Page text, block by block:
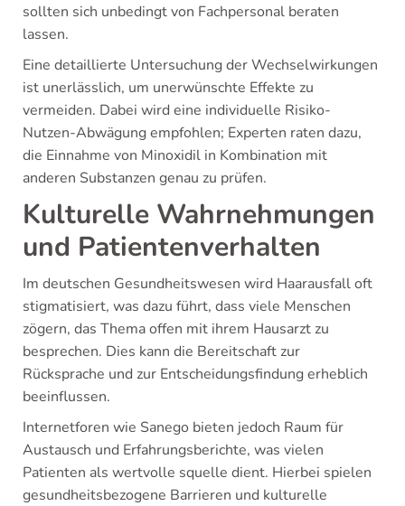
sollten sich unbedingt von Fachpersonal beraten
lassen.
Eine detaillierte Untersuchung der Wechselwirkungen
ist unerlässlich, um unerwünschte Effekte zu
vermeiden. Dabei wird eine individuelle Risiko-
Nutzen-Abwägung empfohlen; Experten raten dazu,
die Einnahme von Minoxidil in Kombination mit
anderen Substanzen genau zu prüfen.
Kulturelle Wahrnehmungen
und Patientenverhalten
Im deutschen Gesundheitswesen wird Haarausfall oft
stigmatisiert, was dazu führt, dass viele Menschen
zögern, das Thema offen mit ihrem Hausarzt zu
besprechen. Dies kann die Bereitschaft zur
Rücksprache und zur Entscheidungsfindung erheblich
beeinflussen.
Internetforen wie Sanego bieten jedoch Raum für
Austausch und Erfahrungsberichte, was vielen
Patienten als wertvolle squelle dient. Hierbei spielen
gesundheitsbezogene Barrieren und kulturelle